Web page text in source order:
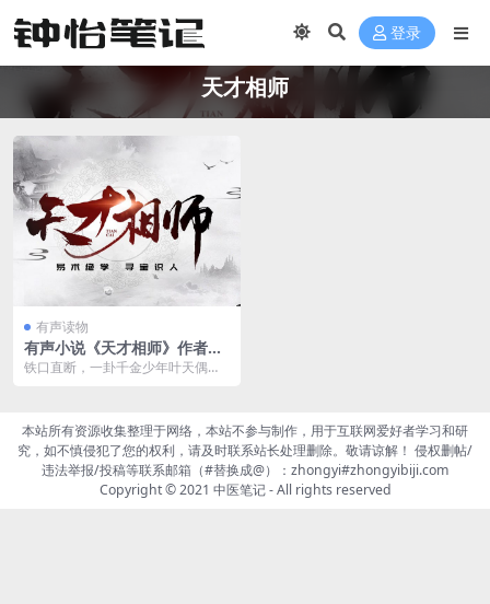
登录
天才相师
有声读物
有声小说《天才相师》作者：
打眼 主播：青雪 119集完结阿
铁口直断，一卦千金少年叶天偶得
本站所有资源收集整理于网络，本站不参与制作，用于互联网爱好者学习和研
究，如不慎侵犯了您的权利，请及时联系站长处理删除。敬请谅解！ 侵权删帖/
违法举报/投稿等联系邮箱（#替换成@）：zhongyi#zhongyibiji.com
Copyright © 2021 中医笔记- All rights reserved